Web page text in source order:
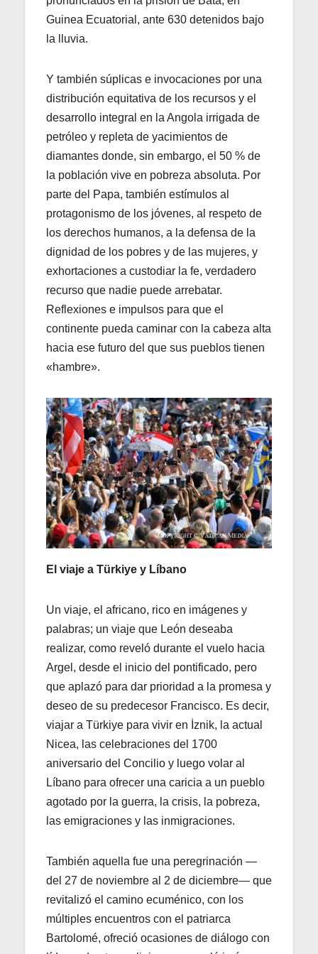
Guinea Ecuatorial, ante 630 detenidos bajo
la lluvia.
Y también súplicas e invocaciones por una
distribución equitativa de los recursos y el
desarrollo integral en la Angola irrigada de
petróleo y repleta de yacimientos de
diamantes donde, sin embargo, el 50 % de
la población vive en pobreza absoluta. Por
parte del Papa, también estímulos al
protagonismo de los jóvenes, al respeto de
los derechos humanos, a la defensa de la
dignidad de los pobres y de las mujeres, y
exhortaciones a custodiar la fe, verdadero
recurso que nadie puede arrebatar.
Reflexiones e impulsos para que el
continente pueda caminar con la cabeza alta
hacia ese futuro del que sus pueblos tienen
«hambre».
El viaje a Türkiye y Líbano
Un viaje, el africano, rico en imágenes y
palabras; un viaje que León deseaba
realizar, como reveló durante el vuelo hacia
Argel, desde el inicio del pontificado, pero
que aplazó para dar prioridad a la promesa y
deseo de su predecesor Francisco. Es decir,
viajar a Türkiye para vivir en İznik, la actual
Nicea, las celebraciones del 1700
aniversario del Concilio y luego volar al
Líbano para ofrecer una caricia a un pueblo
agotado por la guerra, la crisis, la pobreza,
las emigraciones y las inmigraciones.
También aquella fue una peregrinación —
del 27 de noviembre al 2 de diciembre— que
revitalizó el camino ecuménico, con los
múltiples encuentros con el patriarca
Bartolomé, ofreció ocasiones de diálogo con